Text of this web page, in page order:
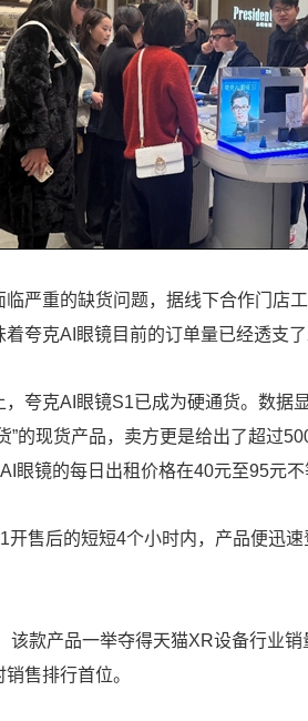
严重的缺货问题，据线下合作门店工
着夸克AI眼镜目前的订单量已经透支
夸克AI眼镜S1已成为硬通货。数据显
”的现货产品，卖方更是给出了超过
眼镜的每日出租价格在40元至95元
开售后的短短4个小时内，产品便迅
该款产品一举夺得天猫XR设备行业
售排行首位。